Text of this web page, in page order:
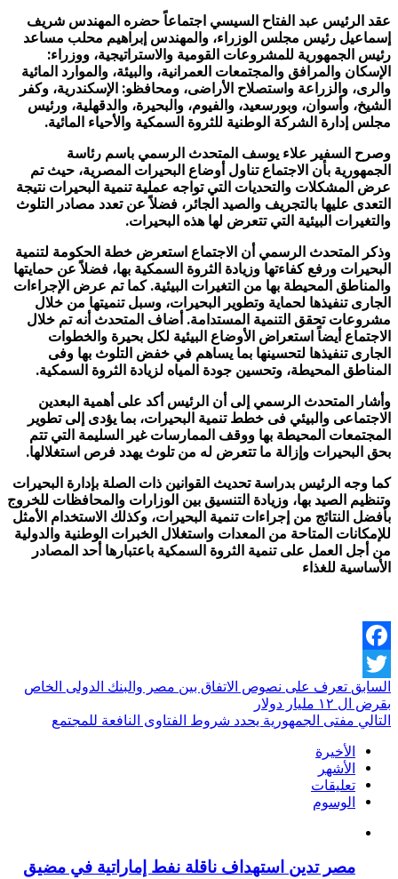
عقد الرئيس عبد الفتاح السيسي اجتماعاً حضره المهندس شريف
إسماعيل رئيس مجلس الوزراء، والمهندس إبراهيم محلب مساعد
رئيس الجمهورية للمشروعات القومية والاستراتيجية، ووزراء:
الإسكان والمرافق والمجتمعات العمرانية، والبيئة، والموارد المائية
والرى، والزراعة واستصلاح الأراضى، ومحافظو: الإسكندرية، وكفر
الشيخ، وأسوان، وبورسعيد، والفيوم، والبحيرة، والدقهلية، ورئيس
مجلس إدارة الشركة الوطنية للثروة السمكية والأحياء المائية.
وصرح السفير علاء يوسف المتحدث الرسمي باسم رئاسة
الجمهورية بأن الاجتماع تناول أوضاع البحيرات المصرية، حيث تم
عرض المشكلات والتحديات التي تواجه عملية تنمية البحيرات نتيجة
التعدى عليها بالتجريف والصيد الجائر، فضلاً عن تعدد مصادر التلوث
والتغيرات البيئية التي تتعرض لها هذه البحيرات.
وذكر المتحدث الرسمي أن الاجتماع استعرض خطة الحكومة لتنمية
البحيرات ورفع كفاءتها وزيادة الثروة السمكية بها، فضلاً عن حمايتها
والمناطق المحيطة بها من التغيرات البيئية. كما تم عرض الإجراءات
الجارى تنفيذها لحماية وتطوير البحيرات، وسبل تنميتها من خلال
مشروعات تحقق التنمية المستدامة. أضاف المتحدث أنه تم خلال
الاجتماع أيضاً استعراض الأوضاع البيئية لكل بحيرة والخطوات
الجارى تنفيذها لتحسينها بما يساهم في خفض التلوث بها وفى
المناطق المحيطة، وتحسين جودة المياه لزيادة الثروة السمكية.
وأشار المتحدث الرسمي إلى أن الرئيس أكد على أهمية البعدين
الاجتماعى والبيئي فى خطط تنمية البحيرات، بما يؤدى إلى تطوير
المجتمعات المحيطة بها ووقف الممارسات غير السليمة التي تتم
بحق البحيرات وإزالة ما تتعرض له من تلوث يهدد فرص استغلالها.
كما وجه الرئيس بدراسة تحديث القوانين ذات الصلة بإدارة البحيرات
وتنظيم الصيد بها، وزيادة التنسيق بين الوزارات والمحافظات للخروج
بأفضل النتائج من إجراءات تنمية البحيرات، وكذلك الاستخدام الأمثل
للإمكانات المتاحة من المعدات واستغلال الخبرات الوطنية والدولية
من أجل العمل على تنمية الثروة السمكية باعتبارها أحد المصادر
الأساسية للغذاء
Facebook
Twitter
السابق تعرف على نصوص الاتفاق بين مصر والبنك الدولى الخاص
بقرض ال ١٢ مليار دولار
التالي مفتى الجمهورية يحدد شروط الفتاوى النافعة للمجتمع
الأخيرة
الأشهر
تعليقات
الوسوم
مصر تدين استهداف ناقلة نفط إماراتية في مضيق